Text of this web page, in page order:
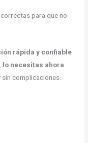
para que no
rápida y confiable
lo necesitas ahora
complicaciones.